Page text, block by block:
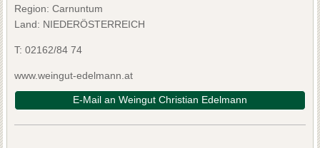
Region: Carnuntum
Land: NIEDERÖSTERREICH
T: 02162/84 74
www.weingut-edelmann.at
E-Mail an Weingut Christian Edelmann